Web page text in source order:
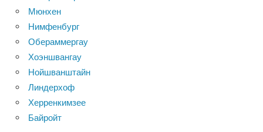
Мюнхен
Нимфенбург
Обераммергау
Хоэншвангау
Нойшванштайн
Линдерхоф
Херренкимзее
Байройт